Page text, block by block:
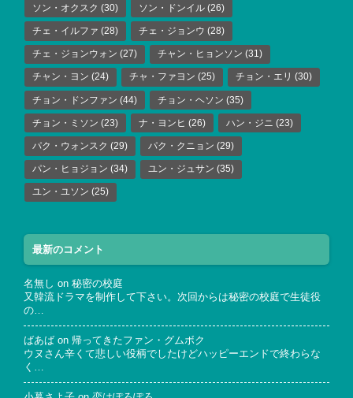
ソン・オクスク (30) ソン・ドンイル (26)
チェ・イルファ (28) チェ・ジョンウ (28)
チェ・ジョンウォン (27) チャン・ヒョンソン (31)
チャン・ヨン (24) チャ・ファヨン (25) チョン・エリ (30)
チョン・ドンファン (44) チョン・ヘソン (35)
チョン・ミソン (23) ナ・ヨンヒ (26) ハン・ジニ (23)
パク・ウォンスク (29) パク・クニョン (29)
パン・ヒョジョン (34) ユン・ジュサン (35)
ユン・ユソン (25)
最新のコメント
名無し on 秘密の校庭
又韓流ドラマを制作して下さい。次回からは秘密の校庭で生徒役
の…
ばあば on 帰ってきたファン・グムボク
ウヌさん辛くて悲しい役柄でしたけどハッピーエンドで終わらな
く…